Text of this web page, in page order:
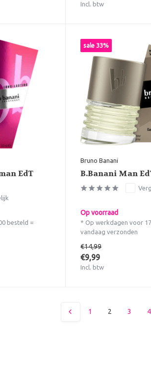
Incl. btw
EdT
besteld =
sale 33%
Bruno Banani
B.Banani Man
Op voorraad
* Op werkdagen voor
vandaag verzonden
€14,99
€9,99
Incl. btw
1 2 3 4